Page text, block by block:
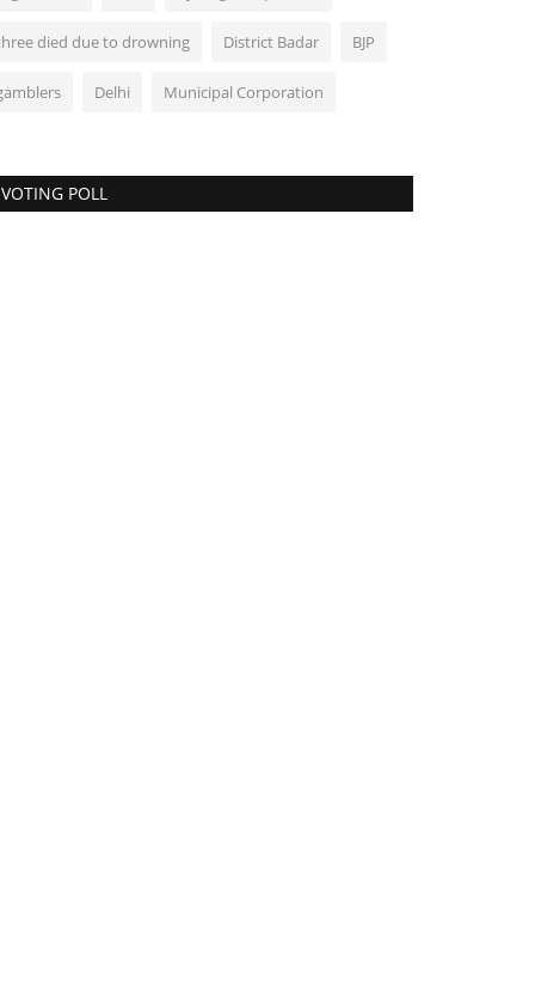
died due to drowning District Badar BJP
Delhi Municipal Corporation
VOTING POLL